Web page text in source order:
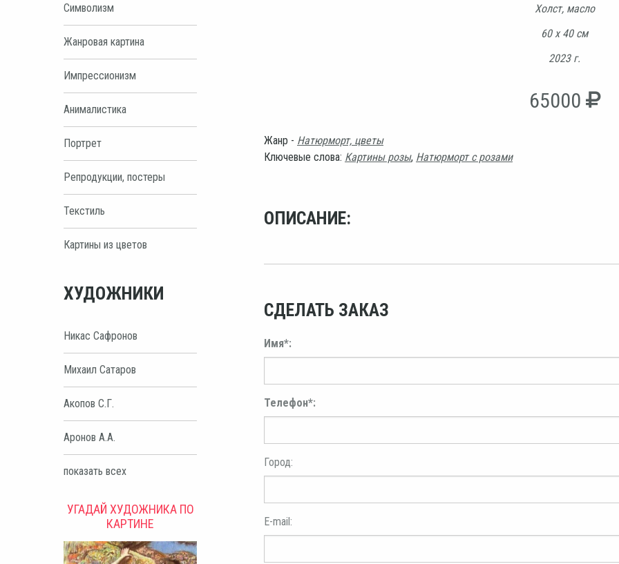
Символизм
Жанровая картина
Импрессионизм
Анималистика
Портрет
Репродукции, постеры
Текстиль
Картины из цветов
ХУДОЖНИКИ
Никас Сафронов
Михаил Сатаров
Акопов С.Г.
Аронов А.А.
показать всех
УГАДАЙ ХУДОЖНИКА ПО
КАРТИНЕ
Холст, масло
60 х 40 см
2023 г.
65000
Жанр - Натюрморт, цветы
Ключевые слова: Картины розы, Натюрморт с розами
ОПИСАНИЕ:
СДЕЛАТЬ ЗАКАЗ
Имя*:
Телефон*:
Город:
E-mail: